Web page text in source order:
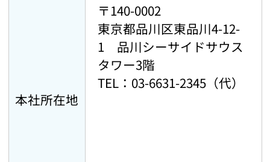
本社所在地
〒140-0002
東京都品川区東品川4-12-
1 品川シーサイドサウス
タワー3階
TEL：03-6631-2345（代）